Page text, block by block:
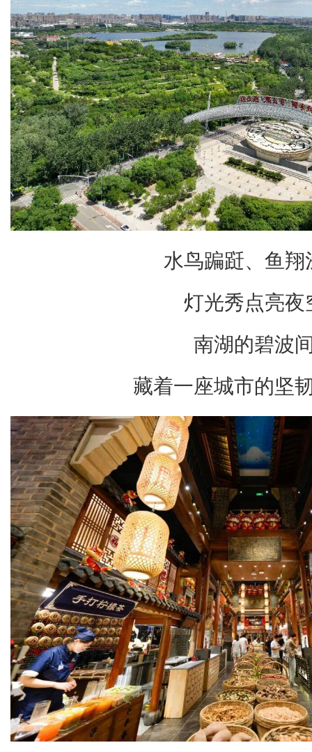
水鸟蹁跹、鱼翔
灯光秀点亮夜
南湖的碧波
藏着一座城市的坚